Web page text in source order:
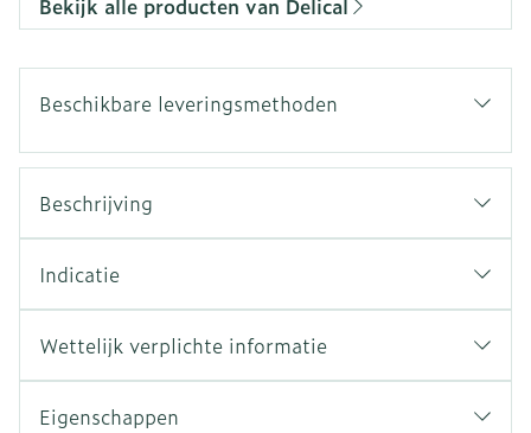
Bekijk alle producten van Delical
Beschikbare leveringsmethoden
Beschrijving
Indicatie
Wettelijk verplichte informatie
Eigenschappen